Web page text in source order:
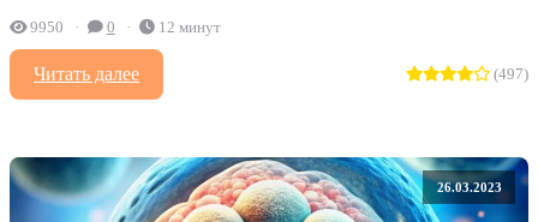
9950 0 12 минут
Читать далее (497)
26.03.2023